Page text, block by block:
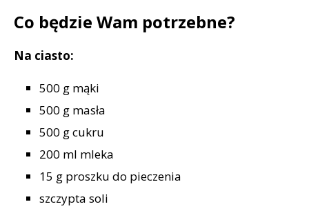
Co będzie Wam potrzebne?
Na ciasto:
500 g mąki
500 g masła
500 g cukru
200 ml mleka
15 g proszku do pieczenia
szczypta soli